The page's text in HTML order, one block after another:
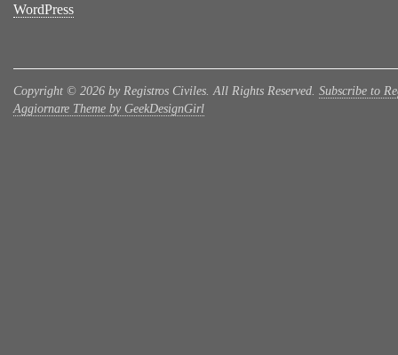
WordPress
Copyright © 2026 by Registros Civiles. All Rights Reserved. Subscribe to
Aggiornare Theme by GeekDesignGirl